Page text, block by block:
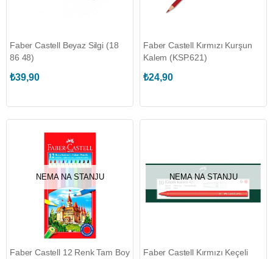
Faber Castell Beyaz Silgi (18
86 48)
₺39,90
Faber Castell Kırmızı Kurşun
Kalem (KSP.621)
₺24,90
NEMA NA STANJU
Faber Castell 12 Renk Tam Boy
NEMA NA STANJU
Faber Castell Kırmızı Keçeli